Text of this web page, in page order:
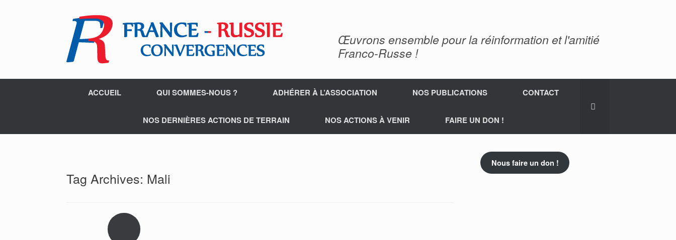
Œuvrons ensemble pour la réinformation et l'amitié
Franco-Russe !
ACCUEIL QUI SOMMES-NOUS ? ADHÉRER À L’ASSOCIATION NOS PUBLICATIONS CONTACT
NOS DERNIÈRES ACTIONS DE TERRAIN NOS ACTIONS À VENIR FAIRE UN DON !
Tag Archives: Mali
Nous faire un don !